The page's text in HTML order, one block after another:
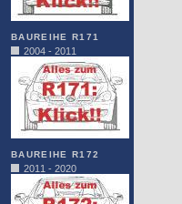
BAUREIHE R171
2004 - 2011
BAUREIHE R172
2011 - 2020